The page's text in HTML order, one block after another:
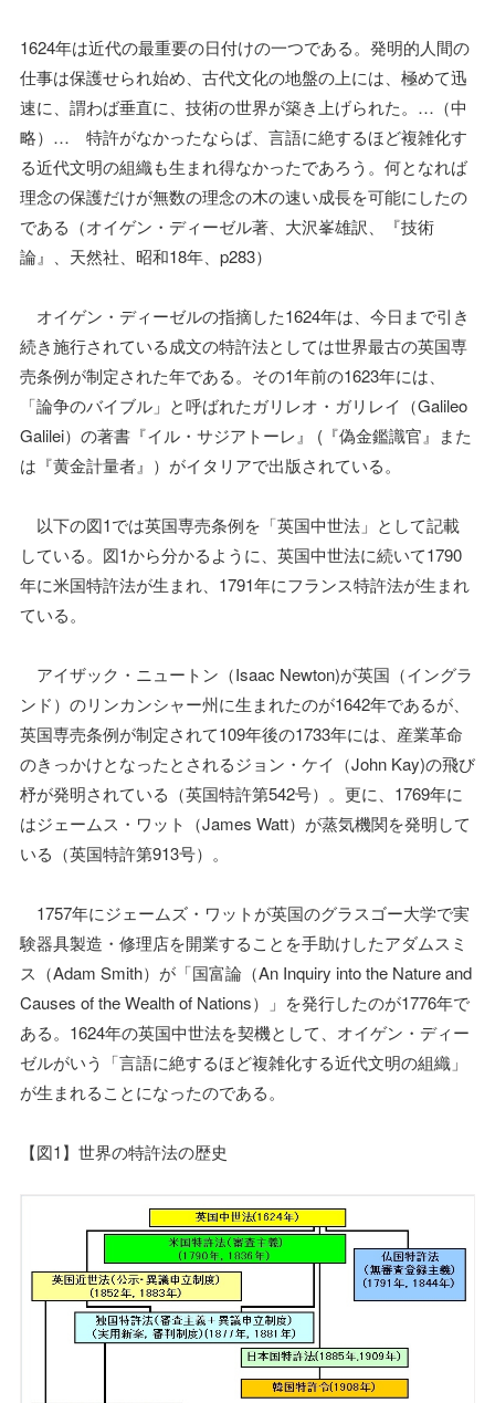
1624年は近代の最重要の日付けの一つである。発明的人間の
仕事は保護せられ始め、古代文化の地盤の上には、極めて迅
速に、謂わば垂直に、技術の世界が築き上げられた。…（中
略）… 特許がなかったならば、言語に絶するほど複雑化す
る近代文明の組織も生まれ得なかったであろう。何となれば
理念の保護だけが無数の理念の木の速い成長を可能にしたの
である（オイゲン・ディーゼル著、大沢峯雄訳、『技術
論』、天然社、昭和18年、p283）
オイゲン・ディーゼルの指摘した1624年は、今日まで引き
続き施行されている成文の特許法としては世界最古の英国専
売条例が制定された年である。その1年前の1623年には、
「論争のバイブル」と呼ばれたガリレオ・ガリレイ（Galileo
Galilei）の著書『イル・サジアトーレ』 (『偽金鑑識官』また
は『黄金計量者』）がイタリアで出版されている。
以下の図1では英国専売条例を「英国中世法」として記載
している。図1から分かるように、英国中世法に続いて1790
年に米国特許法が生まれ、1791年にフランス特許法が生まれ
ている。
アイザック・ニュートン（Isaac Newton)が英国（イングラ
ンド）のリンカンシャー州に生まれたのが1642年であるが、
英国専売条例が制定されて109年後の1733年には、産業革命
のきっかけとなったとされるジョン・ケイ（John Kay)の飛び
杼が発明されている（英国特許第542号）。更に、1769年に
はジェームス・ワット（James Watt）が蒸気機関を発明して
いる（英国特許第913号）。
1757年にジェームズ・ワットが英国のグラスゴー大学で実
験器具製造・修理店を開業することを手助けしたアダムスミ
ス（Adam Smith）が「国富論（An Inquiry into the Nature and
Causes of the Wealth of Nations）」を発行したのが1776年で
ある。1624年の英国中世法を契機として、オイゲン・ディー
ゼルがいう「言語に絶するほど複雑化する近代文明の組織」
が生まれることになったのである。
【図1】世界の特許法の歴史